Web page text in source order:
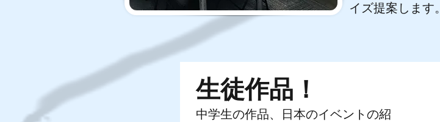
イズ提案します。
生徒作品！
中学生の作品、日本のイベントの紹